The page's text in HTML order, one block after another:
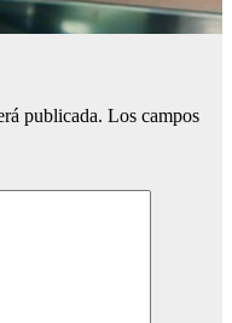
publicada. Los campos